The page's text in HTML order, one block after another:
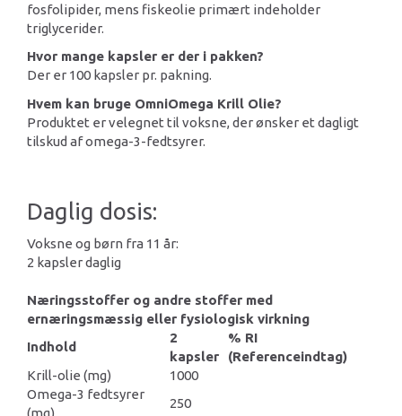
fosfolipider, mens fiskeolie primært indeholder
triglycerider.
Hvor mange kapsler er der i pakken?
Der er 100 kapsler pr. pakning.
Hvem kan bruge OmniOmega Krill Olie?
Produktet er velegnet til voksne, der ønsker et dagligt
tilskud af omega-3-fedtsyrer.
Daglig dosis:
Voksne og børn fra 11 år:
2 kapsler daglig
Næringsstoffer og andre stoffer med
ernæringsmæssig eller fysiologisk virkning
Indhold
2
kapsler
% RI
(Referenceindtag)
Krill-olie (mg)
1000
Omega-3 fedtsyrer
250